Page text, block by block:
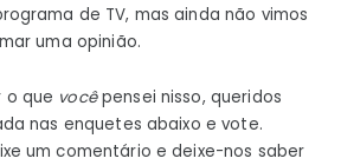
de TV, mas ainda não vimos
uma opinião.
o que vocêpensei nisso, queridos
nas enquetes abaixo e vote.
um comentário e deixe-nos saber